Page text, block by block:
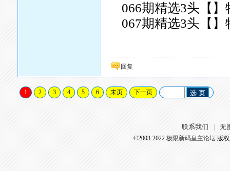
066期精选3头【】
067期精选3头【】
回复
1 2 3 4 5 6 末页 下一页 选 页
联系我们 无
©2003-2022 极限新码皇主论坛版权